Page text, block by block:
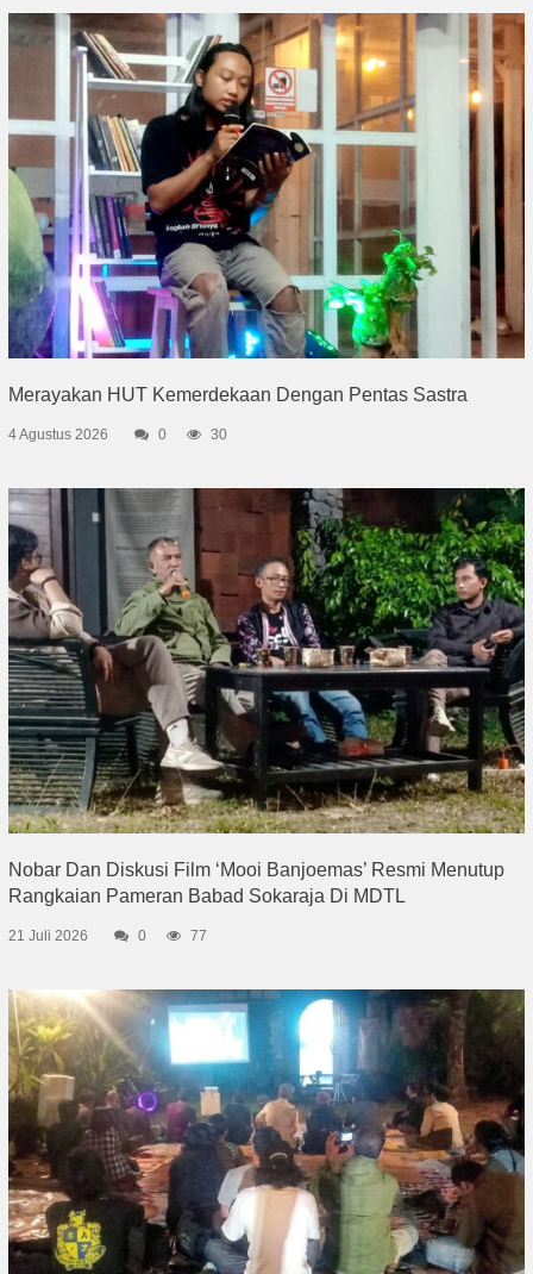
Merayakan HUT Kemerdekaan Dengan Pentas Sastra
4 Agustus 2026 0 30
Nobar Dan Diskusi Film ‘Mooi Banjoemas’ Resmi Menutup
Rangkaian Pameran Babad Sokaraja Di MDTL
21 Juli 2026 0 77